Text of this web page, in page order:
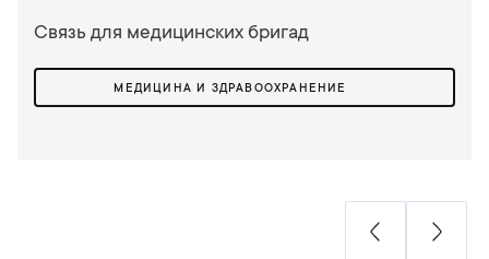
Связь для медицинских бригад
МЕДИЦИНА И ЗДРАВООХРАНЕНИЕ